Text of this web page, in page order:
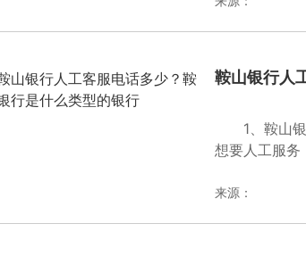
鞍山银行人
1、鞍山
想要人工服务
来源：